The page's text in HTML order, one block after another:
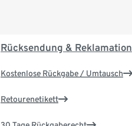
Rücksendung & Reklamation
Kostenlose Rückgabe / Umtausch
Retourenetikett